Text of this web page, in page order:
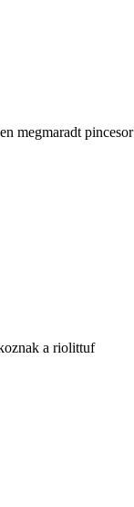
megmaradt pincesor
a riolittuf